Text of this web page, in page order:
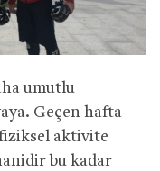
umutlu
Geçen hafta
aktivite
bu kadar